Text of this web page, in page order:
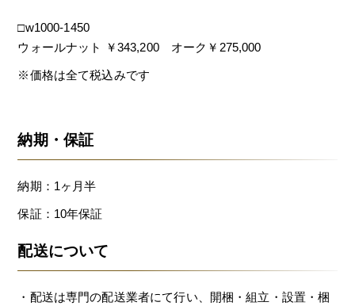
□w1000-1450
ウォールナット ￥343,200 オーク￥275,000
※価格は全て税込みです
納期・保証
納期：1ヶ月半
保証：10年保証
配送について
・配送は専門の配送業者にて行い、開梱・組立・設置・梱